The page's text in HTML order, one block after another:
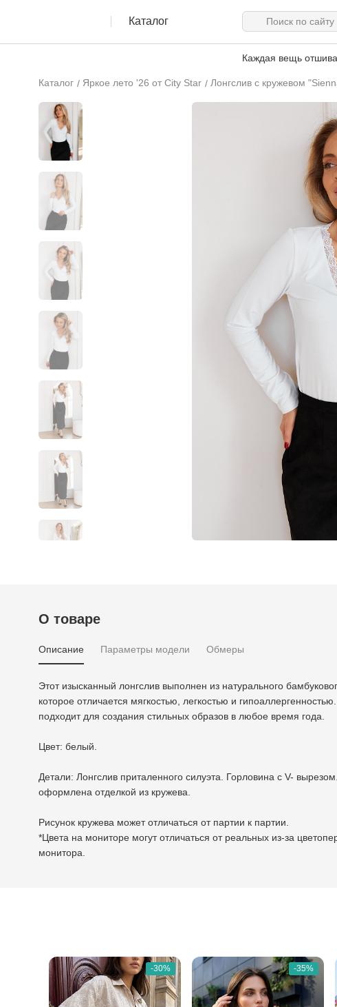
Каталог
Каждая вещь
Каталог Яркое лето '26 от City Star Лонгслив с кружевом
О товаре
Описание Параметры модели Обмеры
Этот изысканный лонгслив выполнен из натурального
которое отличается мягкостью, легкостью и
подходит для создания стильных образов в любое время года.
Цвет: белый.
Детали: Лонгслив приталенного силуэта. Горловина с V-
оформлена отделкой из кружева.
Рисунок кружева может отличаться от партии к партии.
*Цвета на мониторе могут отличаться от реальных из-за
монитора.
-30% -35%